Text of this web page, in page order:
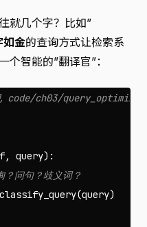
就几个字？比如”
如金的查询方式让检索系
智能的”翻译官”：
, query):
classify_query(query)